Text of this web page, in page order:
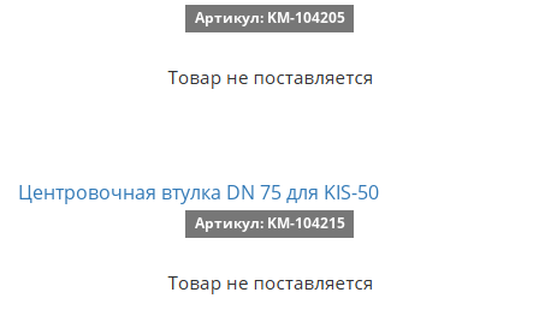
Артикул: KM-104205
Центровочная втулка DN 75 для KIS-50
Артикул: KM-104215